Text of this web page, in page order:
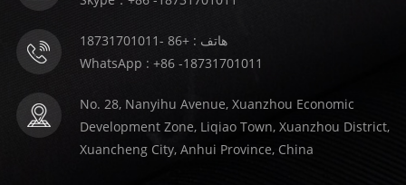
هاتف : +86 -18731701011
WhatsApp : +86 -18731701011
No. 28, Nanyihu Avenue, Xuanzhou Economic
Development Zone, Liqiao Town, Xuanzhou District,
Xuancheng City, Anhui Province, China